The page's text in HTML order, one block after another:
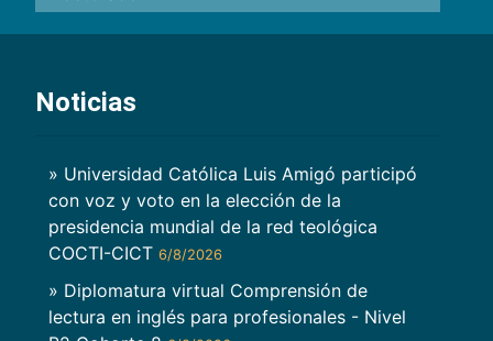
Noticias
» Universidad Católica Luis Amigó participó
con voz y voto en la elección de la
presidencia mundial de la red teológica
COCTI-CICT 6/8/2026
» Diplomatura virtual Comprensión de
lectura en inglés para profesionales - Nivel